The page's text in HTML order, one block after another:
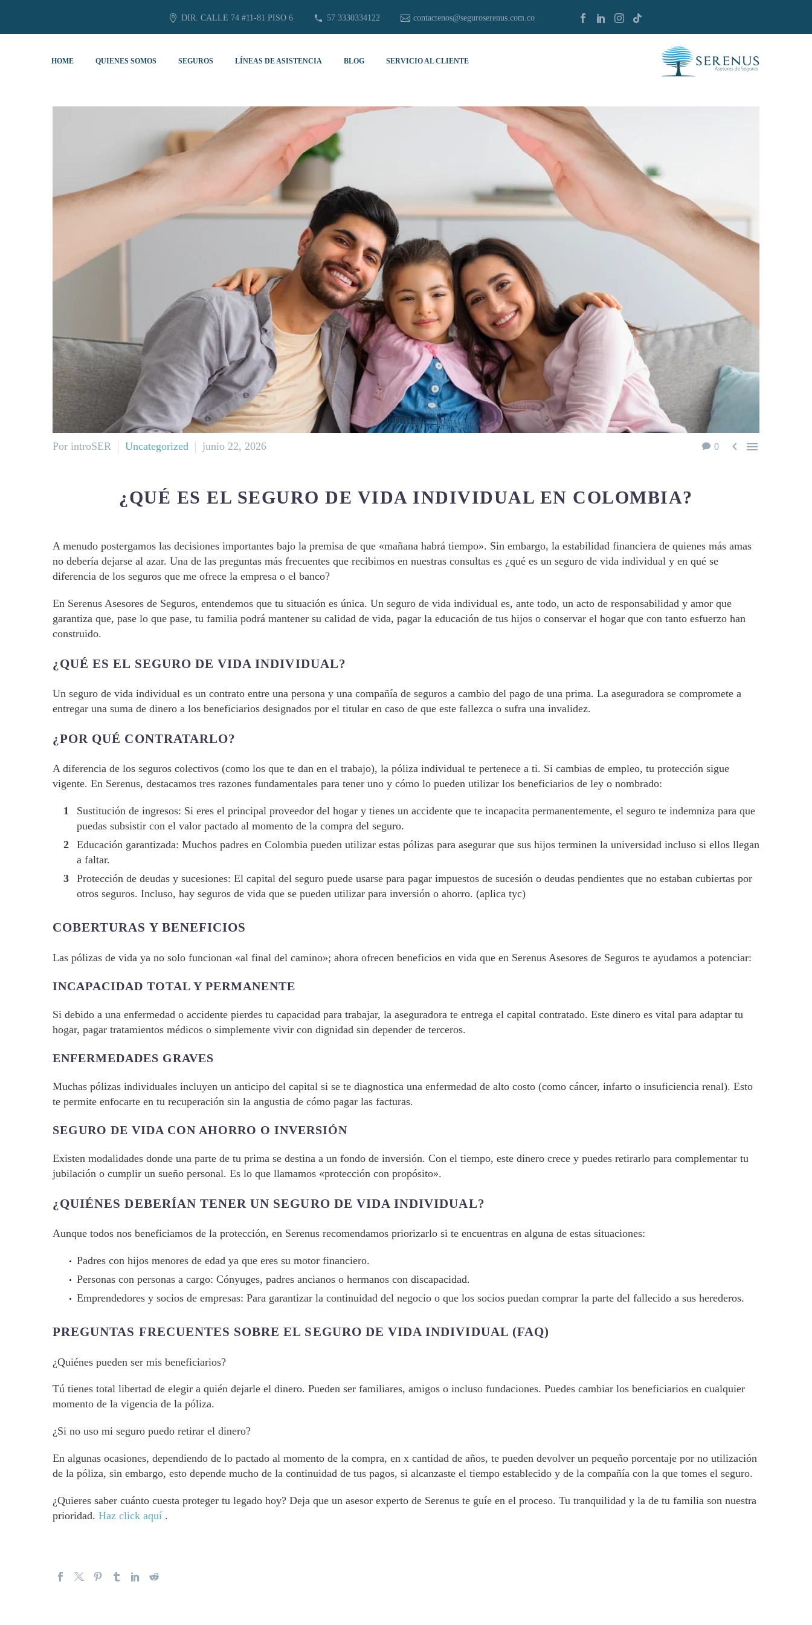
DIR. CALLE 74 #11-81 PISO 6 57 3330334122 contactenos@seguroserenus.com.co
HOME QUIENES SOMOS SEGUROS LÍNEAS DE ASISTENCIA BLOG SERVICIO AL CLIENTE
0  
Por introSER Uncategorized junio 22, 2026
¿QUÉ ES EL SEGURO DE VIDA INDIVIDUAL EN COLOMBIA?
A menudo postergamos las decisiones importantes bajo la premisa de que «mañana habrá tiempo». Sin embargo, la estabilidad financiera de quienes más amas
no debería dejarse al azar. Una de las preguntas más frecuentes que recibimos en nuestras consultas es ¿qué es un seguro de vida individual y en qué se
diferencia de los seguros que me ofrece la empresa o el banco?
En Serenus Asesores de Seguros, entendemos que tu situación es única. Un seguro de vida individual es, ante todo, un acto de responsabilidad y amor que
garantiza que, pase lo que pase, tu familia podrá mantener su calidad de vida, pagar la educación de tus hijos o conservar el hogar que con tanto esfuerzo han
construido.
¿QUÉ ES EL SEGURO DE VIDA INDIVIDUAL?
Un seguro de vida individual es un contrato entre una persona y una compañía de seguros a cambio del pago de una prima. La aseguradora se compromete a
entregar una suma de dinero a los beneficiarios designados por el titular en caso de que este fallezca o sufra una invalidez.
¿POR QUÉ CONTRATARLO?
A diferencia de los seguros colectivos (como los que te dan en el trabajo), la póliza individual te pertenece a ti. Si cambias de empleo, tu protección sigue
vigente. En Serenus, destacamos tres razones fundamentales para tener uno y cómo lo pueden utilizar los beneficiarios de ley o nombrado:
Sustitución de ingresos: Si eres el principal proveedor del hogar y tienes un accidente que te incapacita permanentemente, el seguro te indemniza para que
puedas subsistir con el valor pactado al momento de la compra del seguro.
Educación garantizada: Muchos padres en Colombia pueden utilizar estas pólizas para asegurar que sus hijos terminen la universidad incluso si ellos llegan
a faltar.
Protección de deudas y sucesiones: El capital del seguro puede usarse para pagar impuestos de sucesión o deudas pendientes que no estaban cubiertas por
otros seguros. Incluso, hay seguros de vida que se pueden utilizar para inversión o ahorro. (aplica tyc)
COBERTURAS Y BENEFICIOS
Las pólizas de vida ya no solo funcionan «al final del camino»; ahora ofrecen beneficios en vida que en Serenus Asesores de Seguros te ayudamos a potenciar:
INCAPACIDAD TOTAL Y PERMANENTE
Si debido a una enfermedad o accidente pierdes tu capacidad para trabajar, la aseguradora te entrega el capital contratado. Este dinero es vital para adaptar tu
hogar, pagar tratamientos médicos o simplemente vivir con dignidad sin depender de terceros.
ENFERMEDADES GRAVES
Muchas pólizas individuales incluyen un anticipo del capital si se te diagnostica una enfermedad de alto costo (como cáncer, infarto o insuficiencia renal). Esto
te permite enfocarte en tu recuperación sin la angustia de cómo pagar las facturas.
SEGURO DE VIDA CON AHORRO O INVERSIÓN
Existen modalidades donde una parte de tu prima se destina a un fondo de inversión. Con el tiempo, este dinero crece y puedes retirarlo para complementar tu
jubilación o cumplir un sueño personal. Es lo que llamamos «protección con propósito».
¿QUIÉNES DEBERÍAN TENER UN SEGURO DE VIDA INDIVIDUAL?
Aunque todos nos beneficiamos de la protección, en Serenus recomendamos priorizarlo si te encuentras en alguna de estas situaciones:
Padres con hijos menores de edad ya que eres su motor financiero.
Personas con personas a cargo: Cónyuges, padres ancianos o hermanos con discapacidad.
Emprendedores y socios de empresas: Para garantizar la continuidad del negocio o que los socios puedan comprar la parte del fallecido a sus herederos.
PREGUNTAS FRECUENTES SOBRE EL SEGURO DE VIDA INDIVIDUAL (FAQ)
¿Quiénes pueden ser mis beneficiarios?
Tú tienes total libertad de elegir a quién dejarle el dinero. Pueden ser familiares, amigos o incluso fundaciones. Puedes cambiar los beneficiarios en cualquier
momento de la vigencia de la póliza.
¿Si no uso mi seguro puedo retirar el dinero?
En algunas ocasiones, dependiendo de lo pactado al momento de la compra, en x cantidad de años, te pueden devolver un pequeño porcentaje por no utilización
de la póliza, sin embargo, esto depende mucho de la continuidad de tus pagos, si alcanzaste el tiempo establecido y de la compañía con la que tomes el seguro.
¿Quieres saber cuánto cuesta proteger tu legado hoy? Deja que un asesor experto de Serenus te guíe en el proceso. Tu tranquilidad y la de tu familia son nuestra
prioridad. Haz click aquí .